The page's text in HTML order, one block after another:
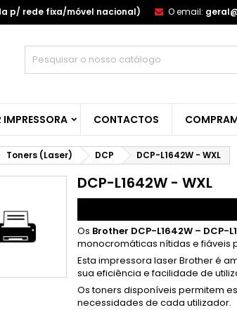
p/ rede fixa/móvel nacional) O email:
CONTACTOS
Toners (Laser) DCP DCP-L1642W - WXL
DCP-L1642W - WXL
Os Brother DCP-L1642W –
monocromáticas nítidas e fiáveis
Esta impressora laser Brother é
sua eficiência e facilidade de
Os toners disponíveis permitem
necessidades de cada utilizador.
As minhas listas de desejos
Create new list
((modalTitle))
((confirmMessage))
((cancelText))
Create wishlist
Cancelar
Entrar
You need to be logged in to save products in